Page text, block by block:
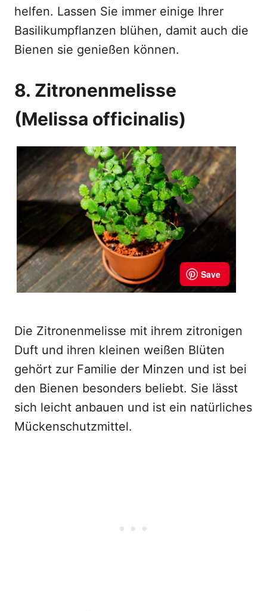
helfen. Lassen Sie immer einige Ihrer
Basilikumpflanzen blühen, damit auch die
Bienen sie genießen können.
8. Zitronenmelisse
(Melissa officinalis)
Die Zitronenmelisse mit ihrem zitronigen
Duft und ihren kleinen weißen Blüten
gehört zur Familie der Minzen und ist bei
den Bienen besonders beliebt. Sie lässt
sich leicht anbauen und ist ein natürliches
Mückenschutzmittel.